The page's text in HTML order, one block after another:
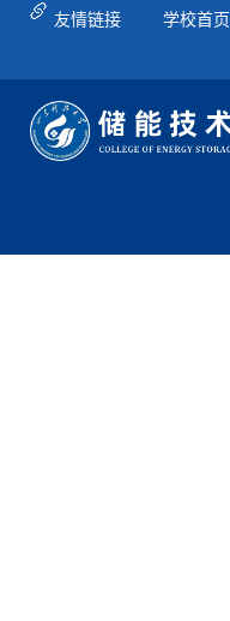
友情链接 学校首页